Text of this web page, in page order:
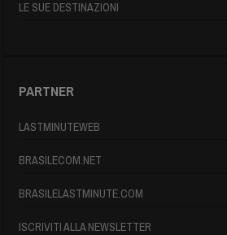
LE SUE DESTINAZIONI
PARTNER
LASTMINUTEWEB
BRASILECOM.NET
BRASILELASTMINUTE.COM
ISCRIVITI ALLA NEWSLETTER